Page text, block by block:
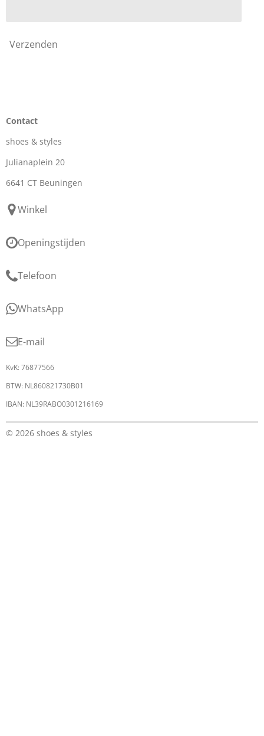
Verzenden
Contact
shoes & styles
Julianaplein 20
6641 CT Beuningen
Winkel
Openingstijden
Telefoon
WhatsApp
E-mail
KvK: 76877566
BTW: NL860821730B01
IBAN: NL39RABO0301216169
© 2026 shoes & styles